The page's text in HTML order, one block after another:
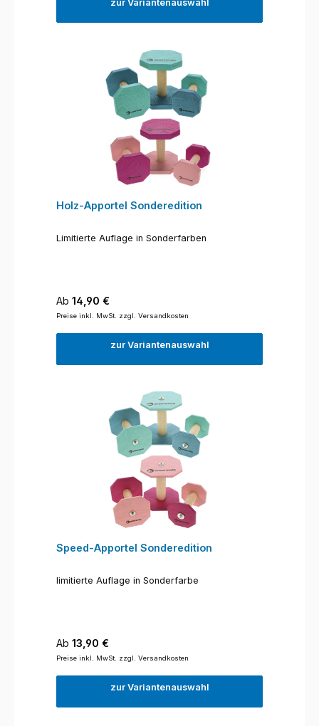
zur Variantenauswahl
Holz-Apportel Sonderedition
Limitierte Auflage in Sonderfarben
Regulärer Preis:
Ab 14,90 €
Preise inkl. MwSt. zzgl. Versandkosten
zur Variantenauswahl
Speed-Apportel Sonderedition
limitierte Auflage in Sonderfarbe
Regulärer Preis:
Ab 13,90 €
Preise inkl. MwSt. zzgl. Versandkosten
zur Variantenauswahl